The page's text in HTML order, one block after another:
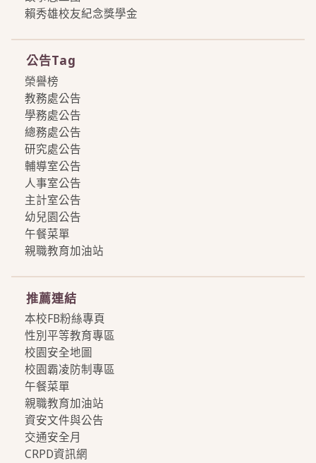
賴秀雄校友紀念獎學金
公告Tag
榮譽榜
教務處公告
學務處公告
總務處公告
研究處公告
輔導室公告
人事室公告
主計室公告
幼兒園公告
午餐菜單
親職教育加油站
推薦連結
本校FB粉絲專頁
性別平等教育專區
校園安全地圖
校園霸凌防制專區
午餐菜單
親職教育加油站
資安文件與公告
交通安全月
CRPD資訊網